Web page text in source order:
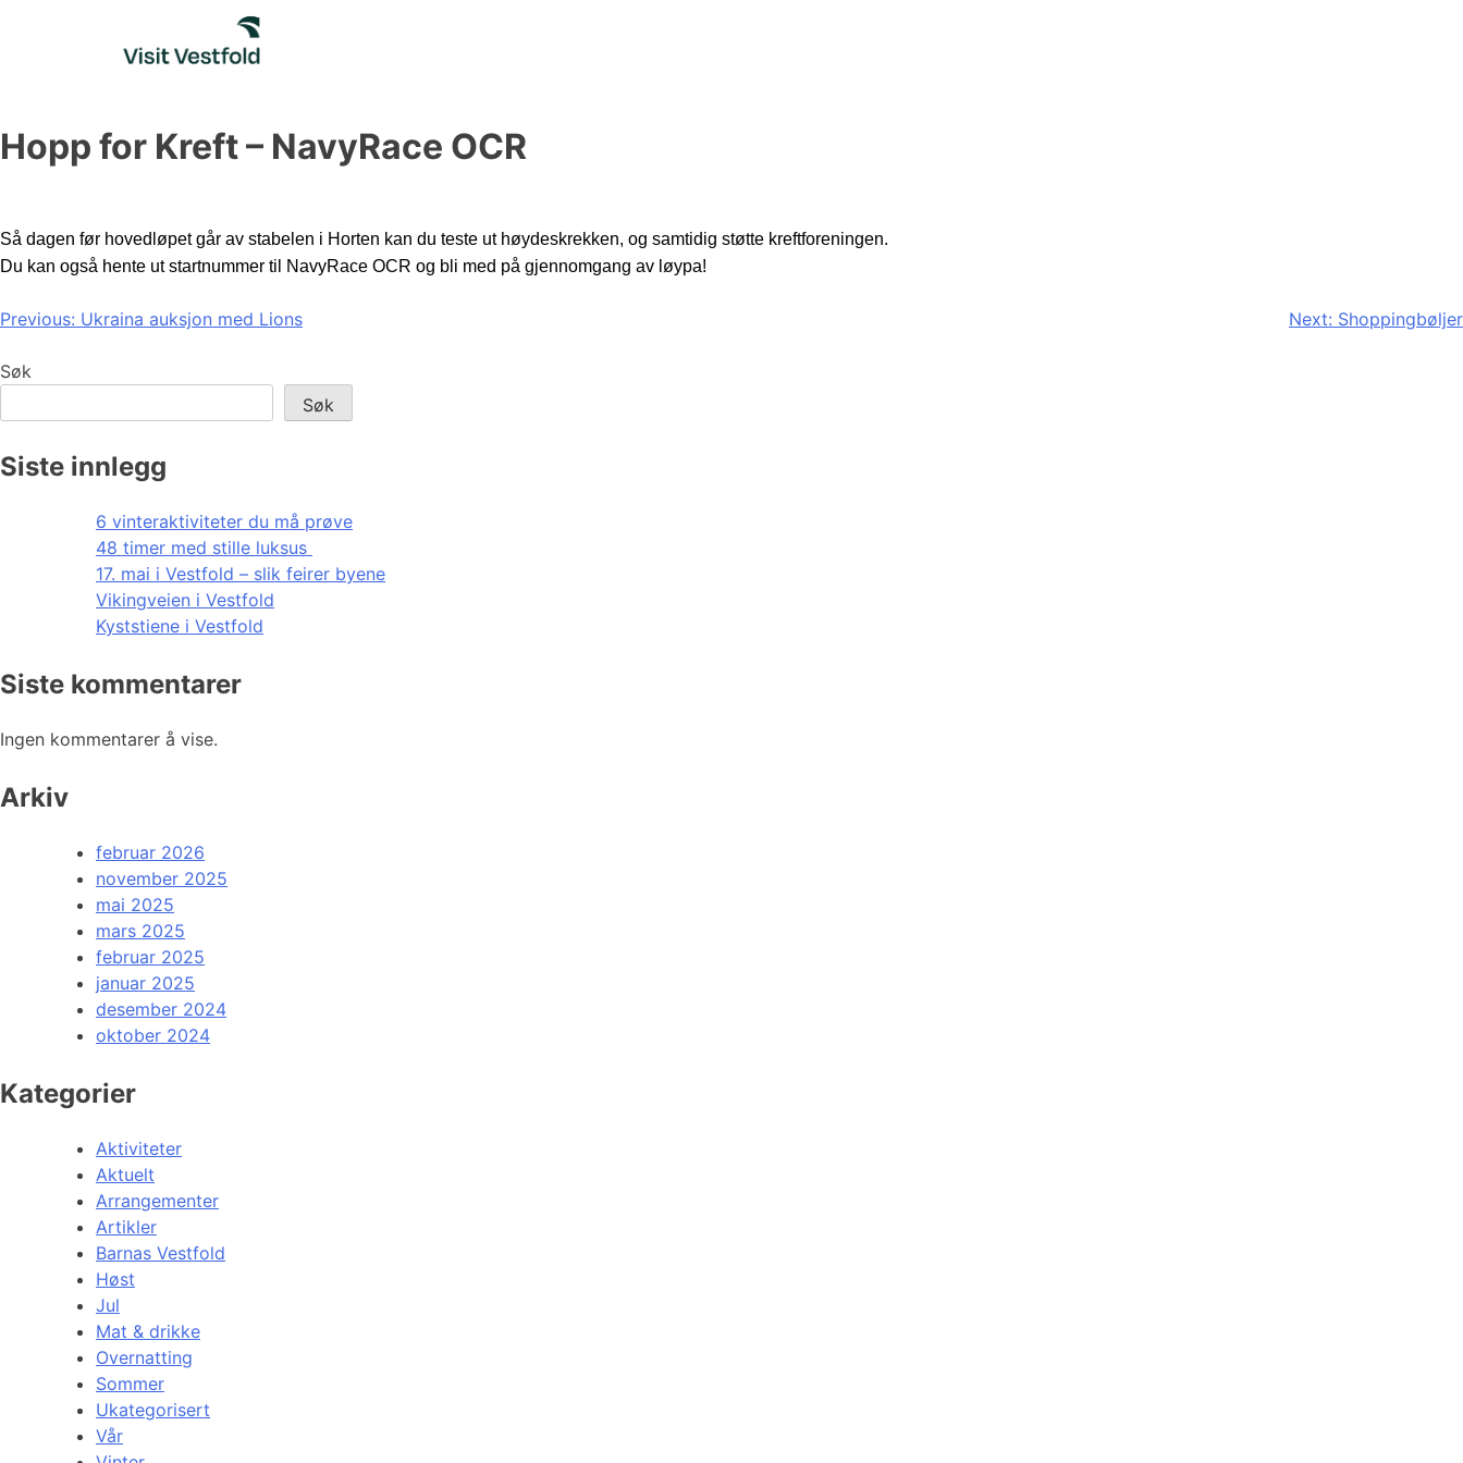
Hopp for Kreft – NavyRace OCR
Så dagen før hovedløpet går av stabelen i Horten kan du teste ut høydeskrekken, og samtidig støtte kreftforeningen.
Du kan også hente ut startnummer til NavyRace OCR og bli med på gjennomgang av løypa!
Innleggsnavigasjon
Previous: Ukraina auksjon med Lions Next: Shoppingbøljer
Søk
Søk
Siste innlegg
6 vinteraktiviteter du må prøve
48 timer med stille luksus
17. mai i Vestfold – slik feirer byene
Vikingveien i Vestfold
Kyststiene i Vestfold
Siste kommentarer
Ingen kommentarer å vise.
Arkiv
februar 2026
november 2025
mai 2025
mars 2025
februar 2025
januar 2025
desember 2024
oktober 2024
Kategorier
Aktiviteter
Aktuelt
Arrangementer
Artikler
Barnas Vestfold
Høst
Jul
Mat & drikke
Overnatting
Sommer
Ukategorisert
Vår